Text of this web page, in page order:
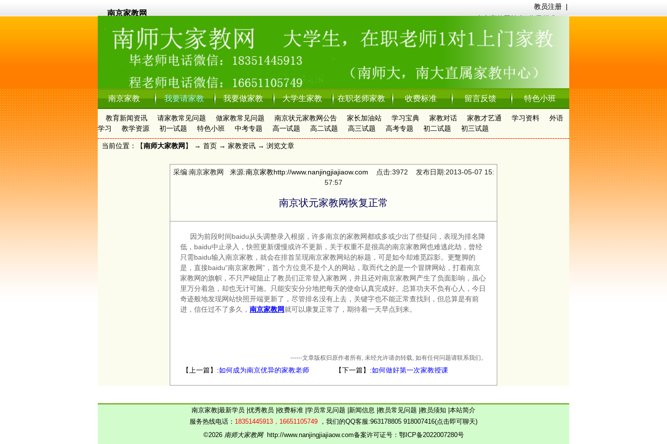
南京家教网
教员注册 |
南京家教网简介| 收费标准
南京家教 我要请家教 我要做家教 大学生家教 在职老师家教 收费标准 留言反馈 特色小班
教育新闻资讯 请家教常见问题 做家教常见问题 南京状元家教网公告 家长加油站 学习宝典 家教对话 家教才艺通 学习资料
外语
学习
教学资源 初一试题 特色小班 中考专题 高一试题 高二试题 高三试题 高考专题 初二试题 初三试题
当前位置：【南师大家教网 】 → 首页 → 家教资讯 → 浏览文章
采编:南京家教网 来源:南京家教http://www.nanjingjiajiaow.com 点击:3972 发布日期:2013-05-07 15:
57:57
南京状元家教网恢复正常
因为前段时间baidu从头调整录入根据，许多南京的家教网都或多或少出了些疑问，表现为排名降
低，baidu中止录入，快照更新缓慢或许不更新，关于权重不是很高的南京家教网也难逃此劫，曾经
只需baidu输入南京家教，就会在排首呈现南京家教网站的标题，可是如今却难觅踪影。更蹩脚的
是，直接baidu“南京家教网”，首个方位竟不是个人的网站，取而代之的是一个冒牌网站，打着南京
家教网的旗帜，不只严峻阻止了教员们正常登入家教网，并且还对南京家教网产生了负面影响，虽心
里万分着急，却也无计可施。只能安安分分地把每天的使命认真完成好。总算功夫不负有心人，今日
奇迹般地发现网站快照开端更新了，尽管排名没有上去，关键字也不能正常查找到，但总算是有前
进，信任过不了多久， 南京家教网就可以康复正常了，期待着一天早点到来。
------文章版权归原作者所有, 未经允许请勿转载, 如有任何问题请联系我们。
【上一篇】:如何成为南京优异的家教老师 【下一篇】:如何做好第一次家教授课
南京家教 最新学员 优秀教员 收费标准 学员常见问题 新闻信息 教员常见问题 教员须知 本站简介
服务热线电话： 18351445913，16651105749 ，我们的QQ客服:963178805 918007416(点击即可聊天)
©2026 南师大家教网http://www.nanjingjiajiaow.com备案许可证号： 鄂ICP备2022007280号